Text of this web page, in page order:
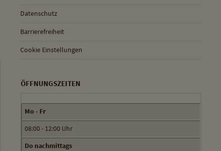
Datenschutz
Barrierefreiheit
Cookie Einstellungen
ÖFFNUNGSZEITEN
Mo - Fr
08:00 - 12:00 Uhr
Do nachmittags